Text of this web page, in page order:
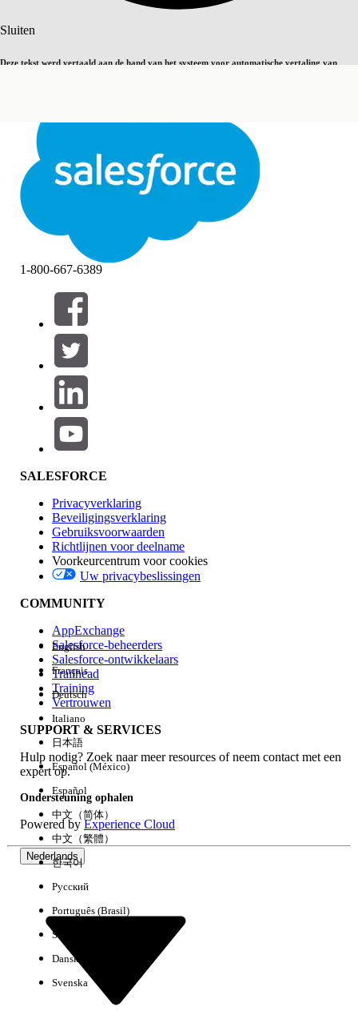
Sluiten
Deze tekst werd vertaald aan de hand van het systeem voor automatische vertaling van
Sluiten Sluiten
Filters (0)
FILTERS SELECTEREN
Productgebied
Invloed op functies
Edition
Ervaring
Alles wissen Gereed
Geen resultaten
1-800-667-6389
SALESFORCE
Privacyverklaring
Beveiligingsverklaring
Gebruiksvoorwaarden
Richtlijnen voor deelname
Voorkeurcentrum voor cookies
Uw privacybeslissingen
COMMUNITY
AppExchange
Salesforce-beheerders
Salesforce-ontwikkelaars
Trailhead
Training
Vertrouwen
SUPPORT & SERVICES
Hulp nodig? Zoek naar meer resources of neem contact met een
expert op.
Ondersteuning ophalen
Powered byExperience Cloud
Nederlands
English
Français
Deutsch
Italiano
日本語
Español (México)
Español
中文（简体）
中文（繁體）
한국어
Русский
Português (Brasil)
Suomi
Dansk
Svenska